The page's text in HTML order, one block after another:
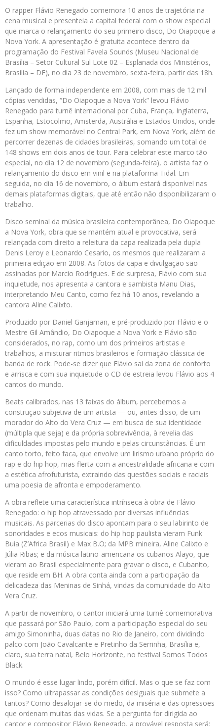
O rapper Flávio Renegado comemora 10 anos de trajetória na
cena musical e presenteia a capital federal com o show especial
que marca o relançamento do seu primeiro disco, Do Oiapoque a
Nova York. A apresentação é gratuita acontece dentro da
programação do Festival Favela Sounds (Museu Nacional de
Brasília – Setor Cultural Sul Lote 02 – Esplanada dos Ministérios,
Brasília – DF), no dia 23 de novembro, sexta-feira, partir das 18h.
Lançado de forma independente em 2008, com mais de 12 mil
cópias vendidas, “Do Oiapoque a Nova York” levou Flávio
Renegado para turnê internacional por Cuba, França, Inglaterra,
Espanha, Estocolmo, Amsterdã, Austrália e Estados Unidos, onde
fez um show memorável no Central Park, em Nova York, além de
percorrer dezenas de cidades brasileiras, somando um total de
148 shows em dois anos de tour. Para celebrar este marco tão
especial, no dia 12 de novembro (segunda-feira), o artista faz o
relançamento do disco em vinil e na plataforma Tidal. Em
seguida, no dia 16 de novembro, o álbum estará disponível nas
demais plataformas digitais, que até então não disponibilizaram o
trabalho.
Disco seminal da música brasileira contemporânea, Do Oiapoque
a Nova York, obra que se mantém atual e provocativa, será
relançada com direito a releitura da capa realizada pela dupla
Denis Leroy e Leonardo Cesario, os mesmos que realizaram a
primeira edição em 2008. As fotos da capa e divulgação são
assinadas por Marcio Rodrigues. E de surpresa, Flávio com sua
inquietude, nos apresenta a cantora e sambista Manu Dias,
interpretando Meu Canto, como fez há 10 anos, revelando a
cantora Aline Calixto.
Produzido por Daniel Ganjaman, e pré-produzido por Flávio e o
Mestre Gil Amândio, Do Oiapoque a Nova York e Flávio são
considerados, no rap, como um dos primeiros artistas e
trabalhos, a misturar ritmos brasileiros e formação clássica de
banda de rock. Pode-se dizer que Flávio saí da zona de conforto
e arrisca e com sua inquietude o CD de estreia levou Flávio aos 4
cantos do mundo.
Beats calibrados, nas 13 faixas do álbum, percebemos a
construção subjetiva de um artista — ou, antes disso, de um
morador do Alto do Vera Cruz — em busca de sua identidade
(múltipla que seja) e da própria sobrevivência, à revelia das
dificuldades impostas pelo mundo e pelas circunstâncias. É um
canto torto, feito faca, que envolve um lirismo urbano próprio do
rap e do hip hop, mas flerta com a ancestralidade africana e com
a estética afrofuturista, extraindo das questões sociais e raciais
uma poesia de afronta e empoderamento.
A obra reflete uma característica intrínseca à obra de Flávio
Renegado: o hip hop atravessado por diversas influências
musicais. As parcerias do disco apontam para o seu labirinto de
sonoridades e ecos musicais: do hip hop paulista vieram Funk
Buia (Z’Africa Brasil) e Max B.O; da MPB mineira, Aline Calixto e
Júlia Ribas; e da música latino-americana os cubanos Alayo, que
vieram ao Brasil especialmente para gravar o disco, e Cubanito,
que reside em BH. A obra conta ainda com a participação da
delicadeza das Meninas de Sinhá, vindas da comunidade do Alto
Vera Cruz.
A partir de novembro, o cantor iniciará uma turnê comemorativa
que passará por São Paulo, com a participação especial do seu
amigo Simoninha, duas datas no Rio de Janeiro, com dividindo
palco com João Cavalcante e Pretinho da Serrinha, Brasília e,
claro, sua terra natal, Belo Horizonte, no festival Somos Todos
Black.
O mundo é esse lugar lindo, porém difícil. Mas o que se faz com
isso? Como ultrapassar as condições desiguais que submete a
tantos? Como desalojar-se do medo, da miséria e das opressões
que ordenam muitas das vidas. Se a pergunta for dirigida ao
cantor e compositor Flávio Renegado, a provável resposta será: